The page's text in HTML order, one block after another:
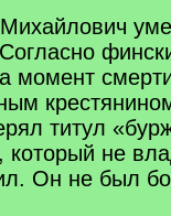
момент
титул
который не
Он не был